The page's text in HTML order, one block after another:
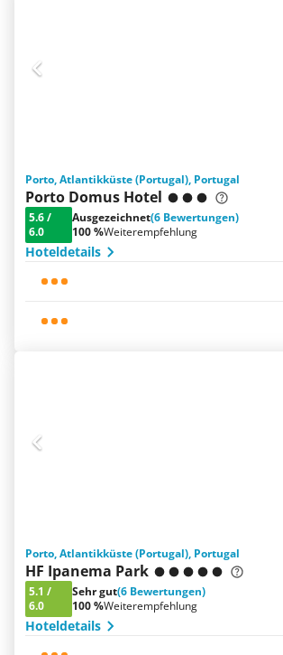
Porto, Atlantikküste (Portugal), Portugal
Porto Domus Hotel
5.6/
6.0
Ausgezeichnet(6 Bewertungen)
100 %Weiterempfehlung
Hoteldetails
Porto, Atlantikküste (Portugal), Portugal
HF Ipanema Park
5.1 /
6.0
Sehr gut(6 Bewertungen)
100 %Weiterempfehlung
Hoteldetails